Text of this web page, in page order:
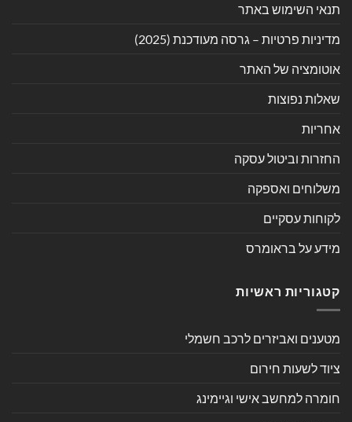
תנאי השימוש באתר
מדיניות פרטיות – גרסה מעודכנת (2025)
אוטומציה של האתר
שאלות נפוצות
אחריות
החזרות וביטול עסקה
משלוחים ואספקה
לקוחות עסקיים
מידע על בראומרס
קטגוריות ראשיות
מטענים ואביזרים לרכב חשמלי
ציוד לשעות חירום
חומרה למחשב אישי וגיימינג